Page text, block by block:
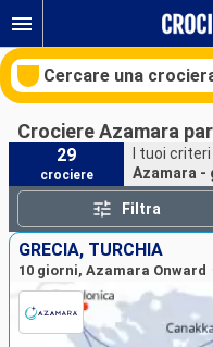
Cercare una
Le nostre destinazioni
Mesi di partenza
Porti
Crociere Azamara
29
crociere
I tuoi
Azamara -
Filtra
GRECIA, TURCHIA
10 giorni, Azamara Onward